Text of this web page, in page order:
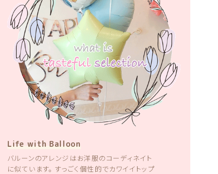
Life with Balloon
バルーンのアレンジはお洋服のコーディネイト
に似ています。 すっごく個性的でカワイイトップ